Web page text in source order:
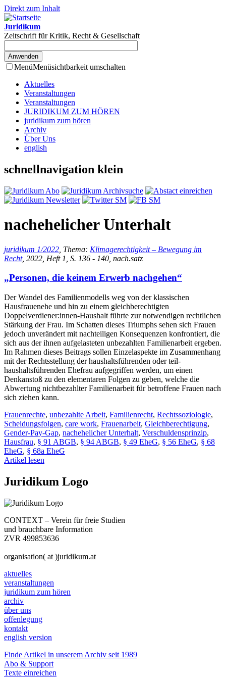
Direkt zum Inhalt
Juridikum
Zeitschrift für Kritik, Recht & Gesellschaft
MenüMenüsichtbarkeit umschalten
Aktuelles
Veranstaltungen
Veranstaltungen
JURIDIKUM ZUM HÖREN
juridikum zum hören
Archiv
Über Uns
english
schnellnavigation klein
nachehelicher Unterhalt
juridikum 1/2022 , Thema: Klimagerechtigkeit – Bewegung im
Recht, 2022, Heft 1, S. 136 - 140, nach.satz
„Personen, die keinem Erwerb nachgehen“
Der Wandel des Familienmodells weg von der klassischen
Hausfrauenehe und hin zu einem gleichberechtigten
Doppelverdiener:innen-Haushalt führte zur notwendigen rechtlichen
Stärkung der Frau. Im Schatten dieses Triumphs sehen sich Frauen
jedoch unverändert mit nachteiligen Konsequenzen konfrontiert, die
sich aus der ihnen aufgelasteten unbezahlten Familienarbeit ergeben.
Im Rahmen dieses Beitrags sollen Einzelaspekte im Zusammenhang
mit der Rechtsstellung der haushaltsführenden oder teil-
haushaltsführenden Ehefrau aufgegriffen werden, um einen
Denkanstoß zu den elementaren Folgen zu geben, welche die
Abwertung nichtbezahlter Familienarbeit für betroffene Frauen nach
sich ziehen kann.
Frauenrechte, unbezahlte Arbeit, Familienrecht, Rechtssoziologie,
Scheidungsfolgen, care work, Frauenarbeit, Gleichberechtigung,
Gender-Pay-Gap, nachehelicher Unterhalt, Verschuldensprinzip,
Hausfrau, § 91 ABGB, § 94 ABGB, § 49 EheG, § 56 EheG, § 68
EheG, § 68a EheG
Artikel lesen
Juridikum Logo
CONTEXT – Verein für freie Studien
und brauchbare Information
ZVR 499853636
organisation( at )juridikum.at
aktuelles
veranstaltungen
juridikum zum hören
archiv
über uns
offenlegung
kontakt
english version
Finde Artikel in unserem Archiv seit 1989
Abo & Support
Texte einreichen